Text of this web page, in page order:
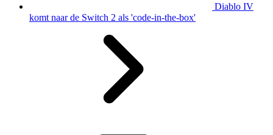
Diablo IV
komt naar de Switch 2 als 'code-in-the-box'